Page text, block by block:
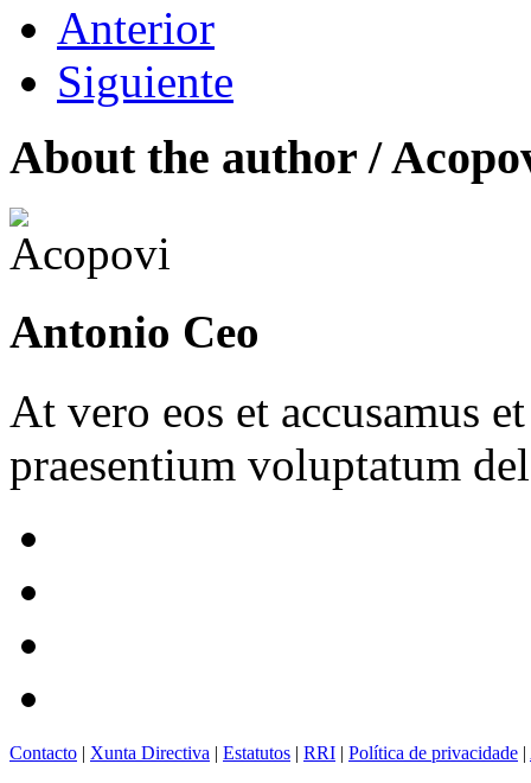
Anterior
Siguiente
About the author /
Antonio Ceo
At vero eos et accusamus
praesentium voluptatum
Contacto | Xunta Directiva | Estatutos | RRI | Política de privacidade |